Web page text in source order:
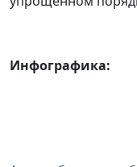
Инфографика: